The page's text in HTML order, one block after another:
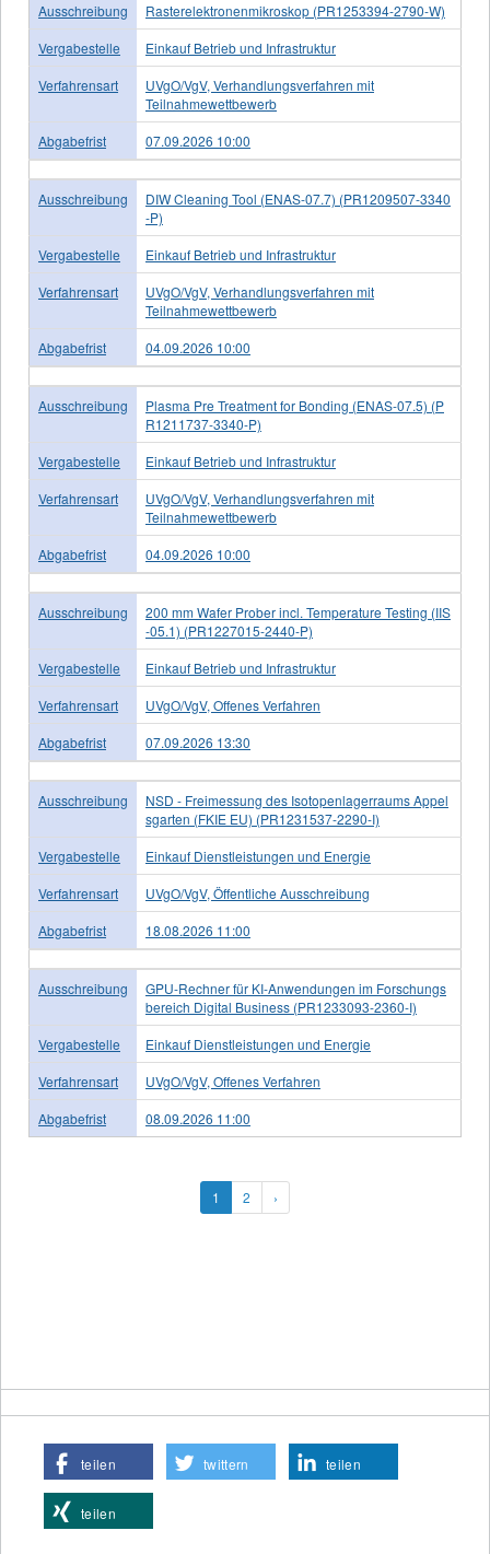
Ausschreibung
Rasterelektronenmikroskop (PR1253394-2790-W)
Vergabestelle
Einkauf Betrieb und Infrastruktur
Verfahrensart
UVgO/VgV, Verhandlungsverfahren mit
Teilnahmewettbewerb
Abgabefrist
07.09.2026 10:00
Ausschreibung
DIW Cleaning Tool (ENAS-07.7) (PR1209507-3340
-P)
Vergabestelle
Einkauf Betrieb und Infrastruktur
Verfahrensart
UVgO/VgV, Verhandlungsverfahren mit
Teilnahmewettbewerb
Abgabefrist
04.09.2026 10:00
Ausschreibung
Plasma Pre Treatment for Bonding (ENAS-07.5) (P
R1211737-3340-P)
Vergabestelle
Einkauf Betrieb und Infrastruktur
Verfahrensart
UVgO/VgV, Verhandlungsverfahren mit
Teilnahmewettbewerb
Abgabefrist
04.09.2026 10:00
Ausschreibung
200 mm Wafer Prober incl. Temperature Testing (IIS
-05.1) (PR1227015-2440-P)
Vergabestelle
Einkauf Betrieb und Infrastruktur
Verfahrensart
UVgO/VgV, Offenes Verfahren
Abgabefrist
07.09.2026 13:30
Ausschreibung
NSD - Freimessung des Isotopenlagerraums Appel
sgarten (FKIE EU) (PR1231537-2290-I)
Vergabestelle
Einkauf Dienstleistungen und Energie
Verfahrensart
UVgO/VgV, Öffentliche Ausschreibung
Abgabefrist
18.08.2026 11:00
Ausschreibung
GPU-Rechner für KI-Anwendungen im Forschungs
bereich Digital Business (PR1233093-2360-I)
Vergabestelle
Einkauf Dienstleistungen und Energie
Verfahrensart
UVgO/VgV, Offenes Verfahren
Abgabefrist
08.09.2026 11:00
1 2 ›
teilen twittern teilen
teilen